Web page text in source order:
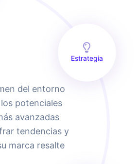
del entorno
potenciales
avanzadas
tendencias y
marca resalte
Estrategia